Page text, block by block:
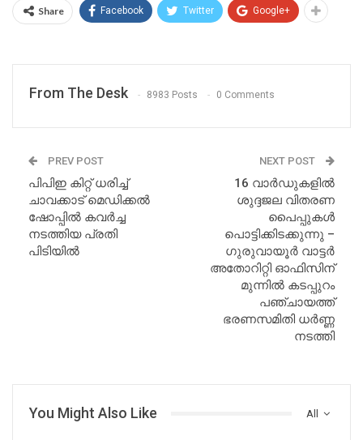
Share Facebook Twitter Google+
From The Desk 8983 Posts 0 Comments
PREV POST
പിപിഇ കിറ്റ് ധരിച്ച്
ചാവക്കാട് മെഡിക്കല്‍
ഷോപ്പിൽ കവർച്ച
നടത്തിയ പ്രതി
പിടിയില്‍
NEXT POST
16 വാർഡുകളിൽ
ശുദ്ദജല വിതരണ
പൈപ്പുകൾ
പൊട്ടിക്കിടക്കുന്നു –
ഗുരുവായൂർ വാട്ടർ
അതോറിറ്റി ഓഫിസിന്
മുന്നിൽ കടപ്പുറം
പഞ്ചായത്ത്
ഭരണസമിതി ധർണ്ണ
നടത്തി
All
You Might Also Like